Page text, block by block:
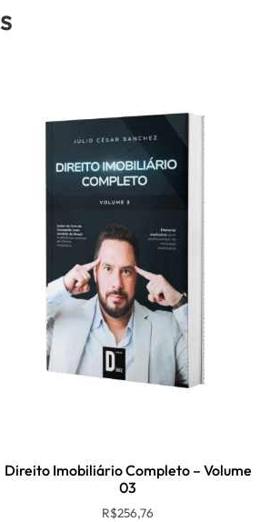
Direito Imobiliário Completo – Volume
03
R$256,76